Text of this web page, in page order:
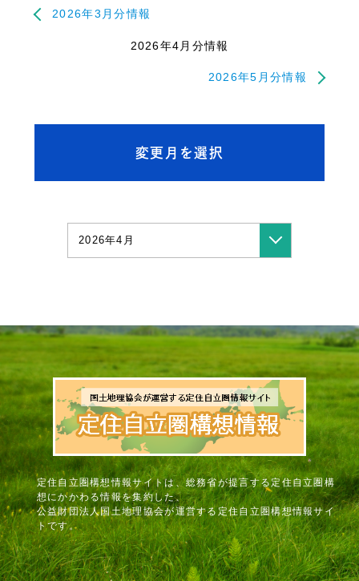
2026年3月分情報
2026年4月分情報
2026年5月分情報
変更月を選択
2026年4月
定住自立圏構想情報サイトは、総務省が提言する定住自立圏構
想にかかわる情報を集約した、
公益財団法人国土地理協会が運営する定住自立圏構想情報サイ
トです。